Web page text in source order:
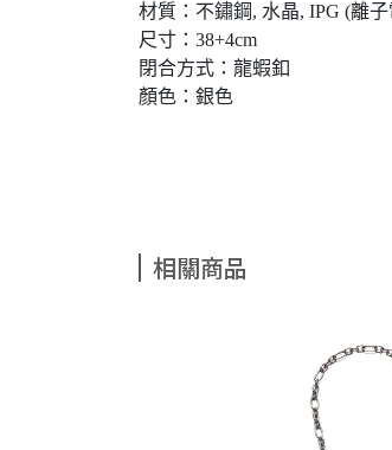
材質：不鏽鋼, 水晶, IPG (離
尺寸：38+4cm
閉合方式：龍蝦釦
顏色：銀色
相關商品